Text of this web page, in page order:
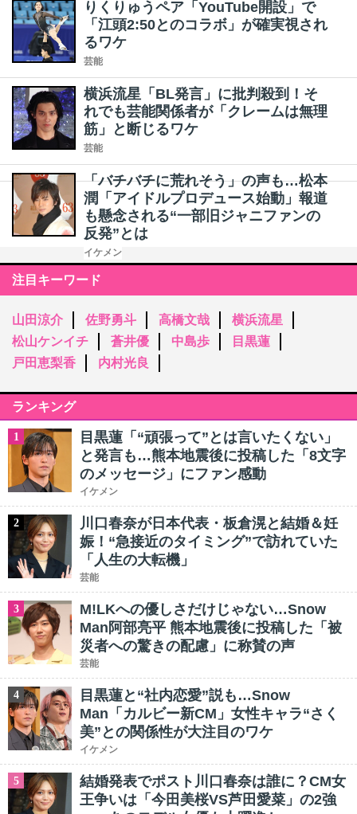
りくりゅうペア「YouTube開設」で
「江頭2:50とのコラボ」が確実視され
るワケ
芸能
横浜流星「BL発言」に批判殺到！そ
れでも芸能関係者が「クレームは無理
筋」と断じるワケ
芸能
「バチバチに荒れそう」の声も…松本
潤「アイドルプロデュース始動」報道
も懸念される“一部旧ジャニファンの
反発”とは
イケメン
注目キーワード
山田涼介 佐野勇斗 高橋文哉
横浜流星
松山ケンイチ
蒼井優 中島歩
目黒蓮
戸田恵梨香
内村光良
ランキング
1
目黒蓮「“頑張って”とは言いたくない」
と発言も…熊本地震後に投稿した「8文字
のメッセージ」にファン感動
イケメン
2
川口春奈が日本代表・板倉滉と結婚＆妊
娠！“急接近のタイミング”で訪れていた
「人生の大転機」
芸能
3
M!LKへの優しさだけじゃない…Snow
Man阿部亮平 熊本地震後に投稿した「被
災者への驚きの配慮」に称賛の声
芸能
4
目黒蓮と“社内恋愛”説も…Snow
Man「カルビー新CM」女性キャラ“さく
美”との関係性が大注目のワケ
イケメン
5
結婚発表でポスト川口春奈は誰に？CM女
王争いは「今田美桜VS芦田愛菜」の2強